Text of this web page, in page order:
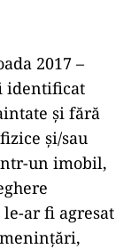
2017 –
identificat
şi fără
şi/sau
un imobil,
ar fi agresat